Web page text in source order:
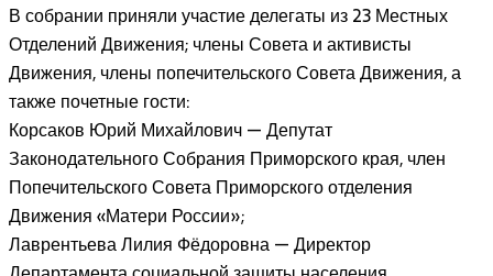
В собрании приняли участие делегаты из 23 Местных
Отделений Движения; члены Совета и активисты
Движения, члены попечительского Совета Движения, а
также почетные гости:
Корсаков Юрий Михайлович — Депутат
Законодательного Собрания Приморского края, член
Попечительского Совета Приморского отделения
Движения «Матери России»;
Лаврентьева Лилия Фёдоровна — Директор